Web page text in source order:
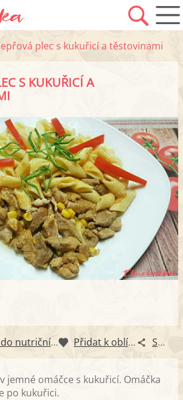
plec s kukuřicí a těstovinami
S KUKUŘICÍ A
Zapsat do nutričního diáře Přidat k oblíbeným Sdílet
jemné omáčce s kukuřicí. Omáčka
po kukuřici.